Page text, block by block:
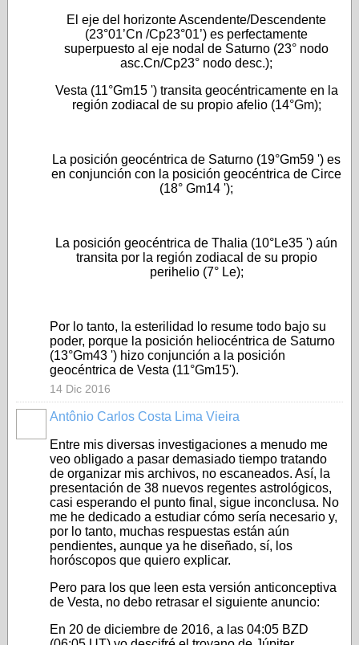
El eje del horizonte Ascendente/Descendente
(23°01’Cn /Cp23°01’) es perfectamente
superpuesto al eje nodal de Saturno (23° nodo
asc.Cn/Cp23° nodo desc.);
Vesta (11°Gm15 ') transita geocéntricamente en la
región zodiacal de su propio afelio (14°Gm);
La posición geocéntrica de Saturno (19°Gm59 ') es
en conjunción con la posición geocéntrica de Circe
(18° Gm14 ');
La posición geocéntrica de Thalia (10°Le35 ') aún
transita por la región zodiacal de su propio
perihelio (7° Le);
Por lo tanto, la esterilidad lo resume todo bajo su
poder, porque la posición heliocéntrica de Saturno
(13°Gm43 ') hizo conjunción a la posición
geocéntrica de Vesta (11°Gm15').
14 Dic 2016
Antônio Carlos Costa Lima Vieira
Entre mis diversas investigaciones a menudo me
veo obligado a pasar demasiado tiempo tratando
de organizar mis archivos, no escaneados. Así, la
presentación de 38 nuevos regentes astrológicos,
casi esperando el punto final, sigue inconclusa. No
me he dedicado a estudiar cómo sería necesario y,
por lo tanto, muchas respuestas están aún
pendientes, aunque ya he diseñado, sí, los
horóscopos que quiero explicar.
Pero para los que leen esta versión anticonceptiva
de Vesta, no debo retrasar el siguiente anuncio:
En 20 de diciembre de 2016, a las 04:05 BZD